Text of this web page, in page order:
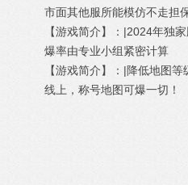
市面其他服所能模仿不走担
【游戏简介】：|2024年独
爆率由专业小组紧密计算
【游戏简介】：|降低地图
线上，称号地图可爆一切！